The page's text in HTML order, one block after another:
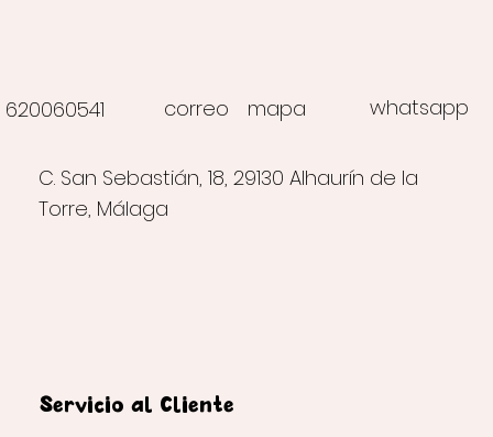
correo
620060541 whatsapp
C. San Sebastián, 18, 29130 Alhaurín de la
Torre, Málaga
mapa
Servicio al Cliente